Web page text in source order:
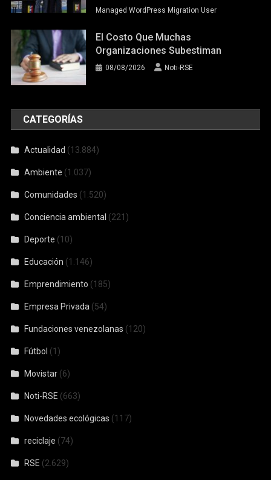
Managed WordPress Migration User
El Costo Que Muchas
Organizaciones Subestiman
08/08/2026 Noti-RSE
CATEGORÍAS
Actualidad (13.884)
Ambiente (1.037)
Comunidades (1.520)
Conciencia ambiental (221)
Deporte (10)
Educación (1.146)
Emprendimiento (185)
Empresa Privada (54)
Fundaciones venezolanas (120)
Fútbol (1)
Movistar (6)
Noti-RSE (663)
Novedades ecológicas (117)
reciclaje (74)
RSE (2.629)